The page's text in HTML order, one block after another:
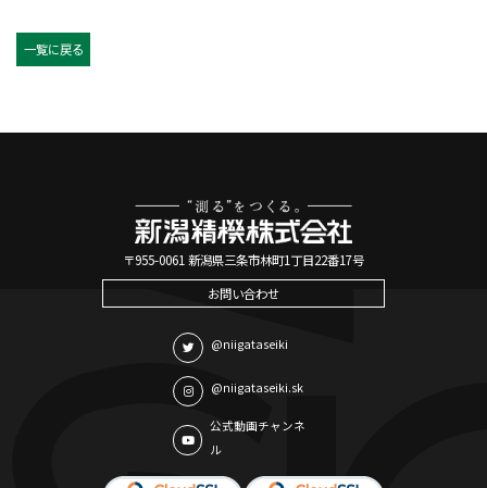
一覧に戻る
〒955-0061 新潟県三条市林町1丁目22番17号
お問い合わせ
@niigataseiki
@niigataseiki.sk
公式動画チャンネ
ル